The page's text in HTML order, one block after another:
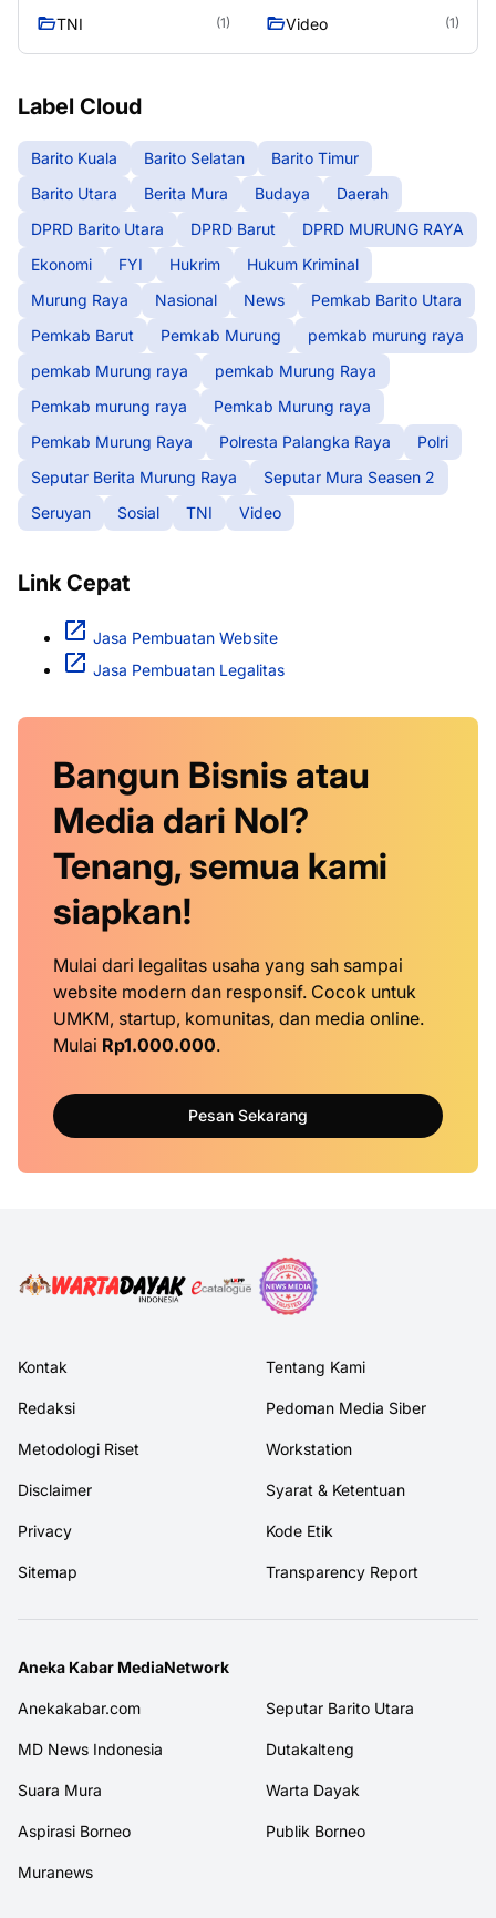
TNI (1) Video (1)
Label Cloud
Barito Kuala Barito Selatan
Barito Timur
Barito Utara
Berita Mura Budaya
Daerah
DPRD Barito Utara
DPRD Barut
DPRD MURUNG RAYA
Ekonomi
FYI Hukrim
Hukum Kriminal
Murung Raya
Nasional News
Pemkab Barito Utara
Pemkab Barut
Pemkab Murung
pemkab murung raya
pemkab Murung raya
pemkab Murung Raya
Pemkab murung raya
Pemkab Murung raya
Pemkab Murung Raya
Polresta Palangka Raya
Polri
Seputar Berita Murung Raya
Seputar Mura Seasen 2
Seruyan
Sosial TNI Video
Link Cepat
Jasa Pembuatan Website
Jasa Pembuatan Legalitas
Bangun Bisnis atau
Media dari Nol?
Tenang, semua kami
siapkan!
Mulai dari legalitas usaha yang sah sampai
website modern dan responsif. Cocok untuk
UMKM, startup, komunitas, dan media online.
Mulai Rp1.000.000.
Pesan Sekarang
Kontak Tentang Kami
Redaksi Pedoman Media Siber
Metodologi Riset Workstation
Disclaimer Syarat & Ketentuan
Privacy Kode Etik
Sitemap Transparency Report
Aneka Kabar MediaNetwork
Anekakabar.com Seputar Barito Utara
MD News Indonesia Dutakalteng
Suara Mura Warta Dayak
Aspirasi Borneo Publik Borneo
Muranews